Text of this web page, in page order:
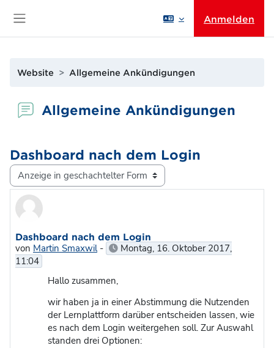
Anmelden
Website Allgemeine Ankündigungen
Allgemeine Ankündigungen
Dashboard nach dem Login
Anzeigemodus
Dashboard nach dem Login
von Martin Smaxwil-
Montag, 16. Oktober 2017,
11:04
Hallo zusammen,
wir haben ja in einer Abstimmung die Nutzenden
der Lernplattform darüber entscheiden lassen, wie
es nach dem Login weitergehen soll. Zur Auswahl
standen drei Optionen: